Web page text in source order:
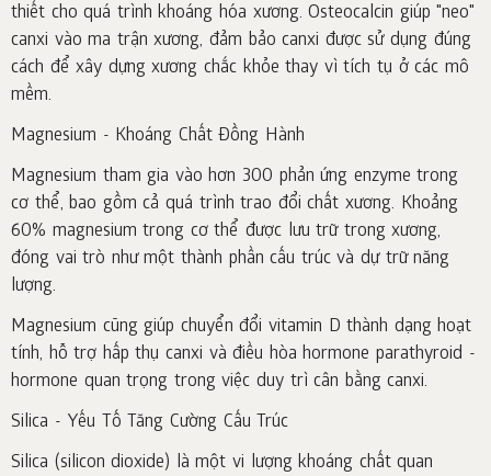
thiết cho quá trình khoáng hóa xương. Osteocalcin giúp "neo"
canxi vào ma trận xương, đảm bảo canxi được sử dụng đúng
cách để xây dựng xương chắc khỏe thay vì tích tụ ở các mô
mềm.
Magnesium - Khoáng Chất Đồng Hành
Magnesium tham gia vào hơn 300 phản ứng enzyme trong
cơ thể, bao gồm cả quá trình trao đổi chất xương. Khoảng
60% magnesium trong cơ thể được lưu trữ trong xương,
đóng vai trò như một thành phần cấu trúc và dự trữ năng
lượng.
Magnesium cũng giúp chuyển đổi vitamin D thành dạng hoạt
tính, hỗ trợ hấp thụ canxi và điều hòa hormone parathyroid -
hormone quan trọng trong việc duy trì cân bằng canxi.
Silica - Yếu Tố Tăng Cường Cấu Trúc
Silica (silicon dioxide) là một vi lượng khoáng chất quan